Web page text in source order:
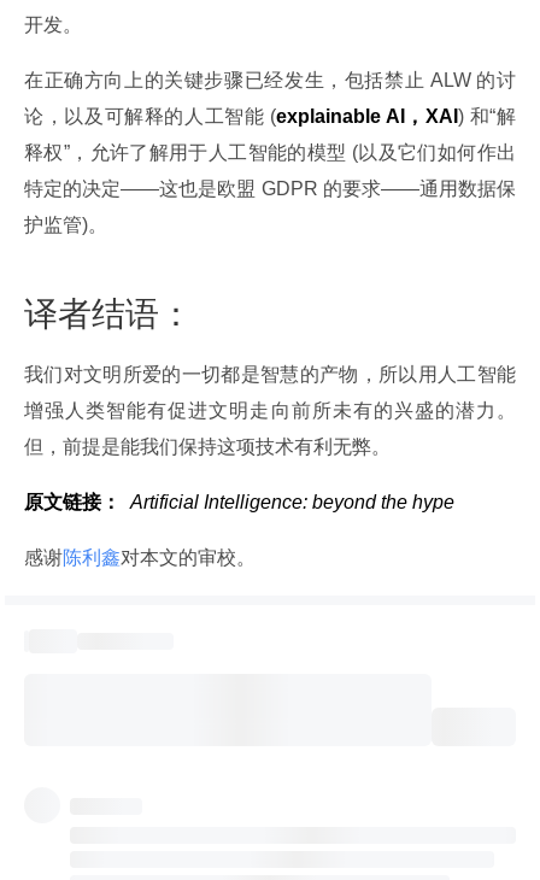
开发。
在正确方向上的关键步骤已经发生，包括禁止 ALW 的讨
论，以及可解释的人工智能 (explainable AI，XAI) 和“解
释权”，允许了解用于人工智能的模型 (以及它们如何作出
特定的决定——这也是欧盟 GDPR 的要求——通用数据保
护监管)。
译者结语：
我们对文明所爱的一切都是智慧的产物，所以用人工智能
增强人类智能有促进文明走向前所未有的兴盛的潜力。
但，前提是能我们保持这项技术有利无弊。
原文链接： Artificial Intelligence: beyond the hype
感谢陈利鑫对本文的审校。